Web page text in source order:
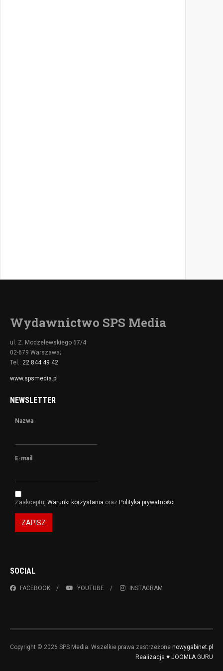
Wydawnictwo SPS Media
ul. Z. Modzelewskiego 67/4
02-679 Warszawa;
Tel.: 22 844 49 42
www.spsmedia.pl
NEWSLETTER
Nazwa
E-mail
Zaakceptuj Warunki korzystania oraz Polityka prywatności
ZAPISZ
SOCIAL
FACEBOOK YOUTUBE INSTAGRAM
Copyright © 2026 SPS Media. Wszelkie prawa zastrzeżone nowygabinet.pl
Realizacja ♥ JOOMLA GURU